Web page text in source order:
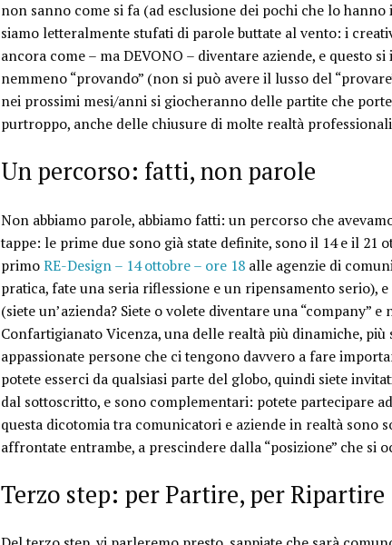
non sanno come si fa (ad esclusione dei pochi che lo
siamo letteralmente stufati di parole buttate al vento:i
ancora come – ma DEVONO – diventare aziende, e questo
nemmeno “provando” (non si può avere il lusso del
nei prossimi mesi/anni si giocheranno delle partite che
purtroppo, anche delle chiusure di molte realtà
Un percorso: fatti, non parole
Non abbiamo parole, abbiamo fatti: un percorso che
tappe: le prime due sono già state definite, sono il 14 e il 21
primoRE-Design – 14 ottobre – ore 18 alle agenzie di
pratica, fate una seria riflessione e un ripensamento serio),
(siete un’azienda? Siete o volete diventare una “company”
Confartigianato Vicenza, una delle realtà più dinamiche,
appassionate persone che ci tengono davvero a fare
potete esserci da qualsiasi parte del globo, quindi siete
dal sottoscritto, e sono complementari: potete partecipare
questa dicotomia tra comunicatori e aziende in realtà sono
affrontate entrambe, a prescindere dalla “posizione” che si
Terzo step: per Partire, per Ripartire